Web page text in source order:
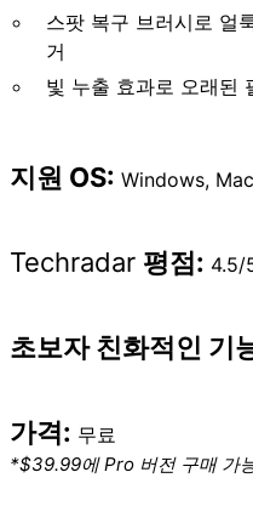
스팟 복구 브러시로 얼
거
빛 누출 효과로 오래된
지원 OS: Windows, Mac
Techradar 평점: 4.5/
초보자 친화적인 기
가격: 무료
*$39.99에 Pro 버전 구매 가